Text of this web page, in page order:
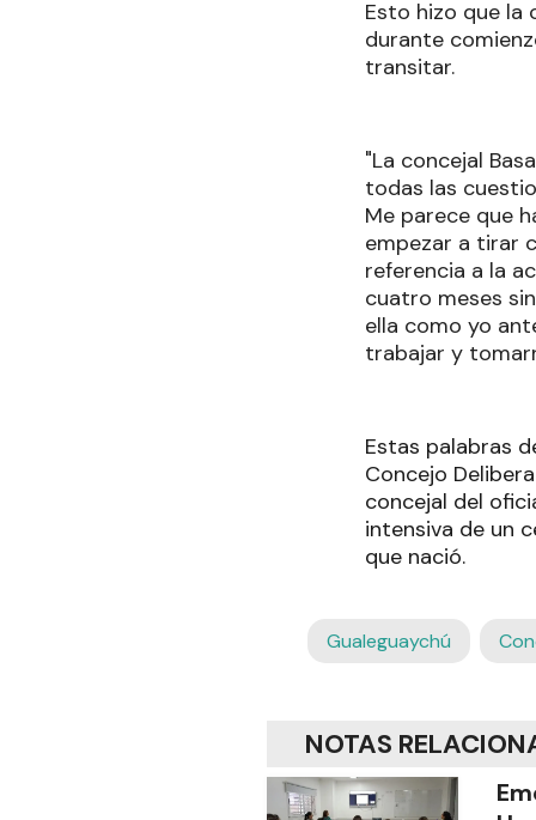
Esto hizo que la
durante
transitar.
"La concejal
todas las
Me parece que
empezar a tirar
referencia a la
cuatro meses
ella como yo
trabajar y
Estas palabras
Concejo
concejal del
intensiva de un
que nació.
Gualeguaychú
NOTAS